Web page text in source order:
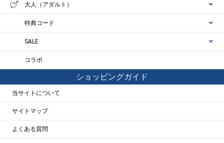
大人（アダルト）
特典コード
SALE
コラボ
ショッピングガイド
当サイトについて
サイトマップ
よくある質問